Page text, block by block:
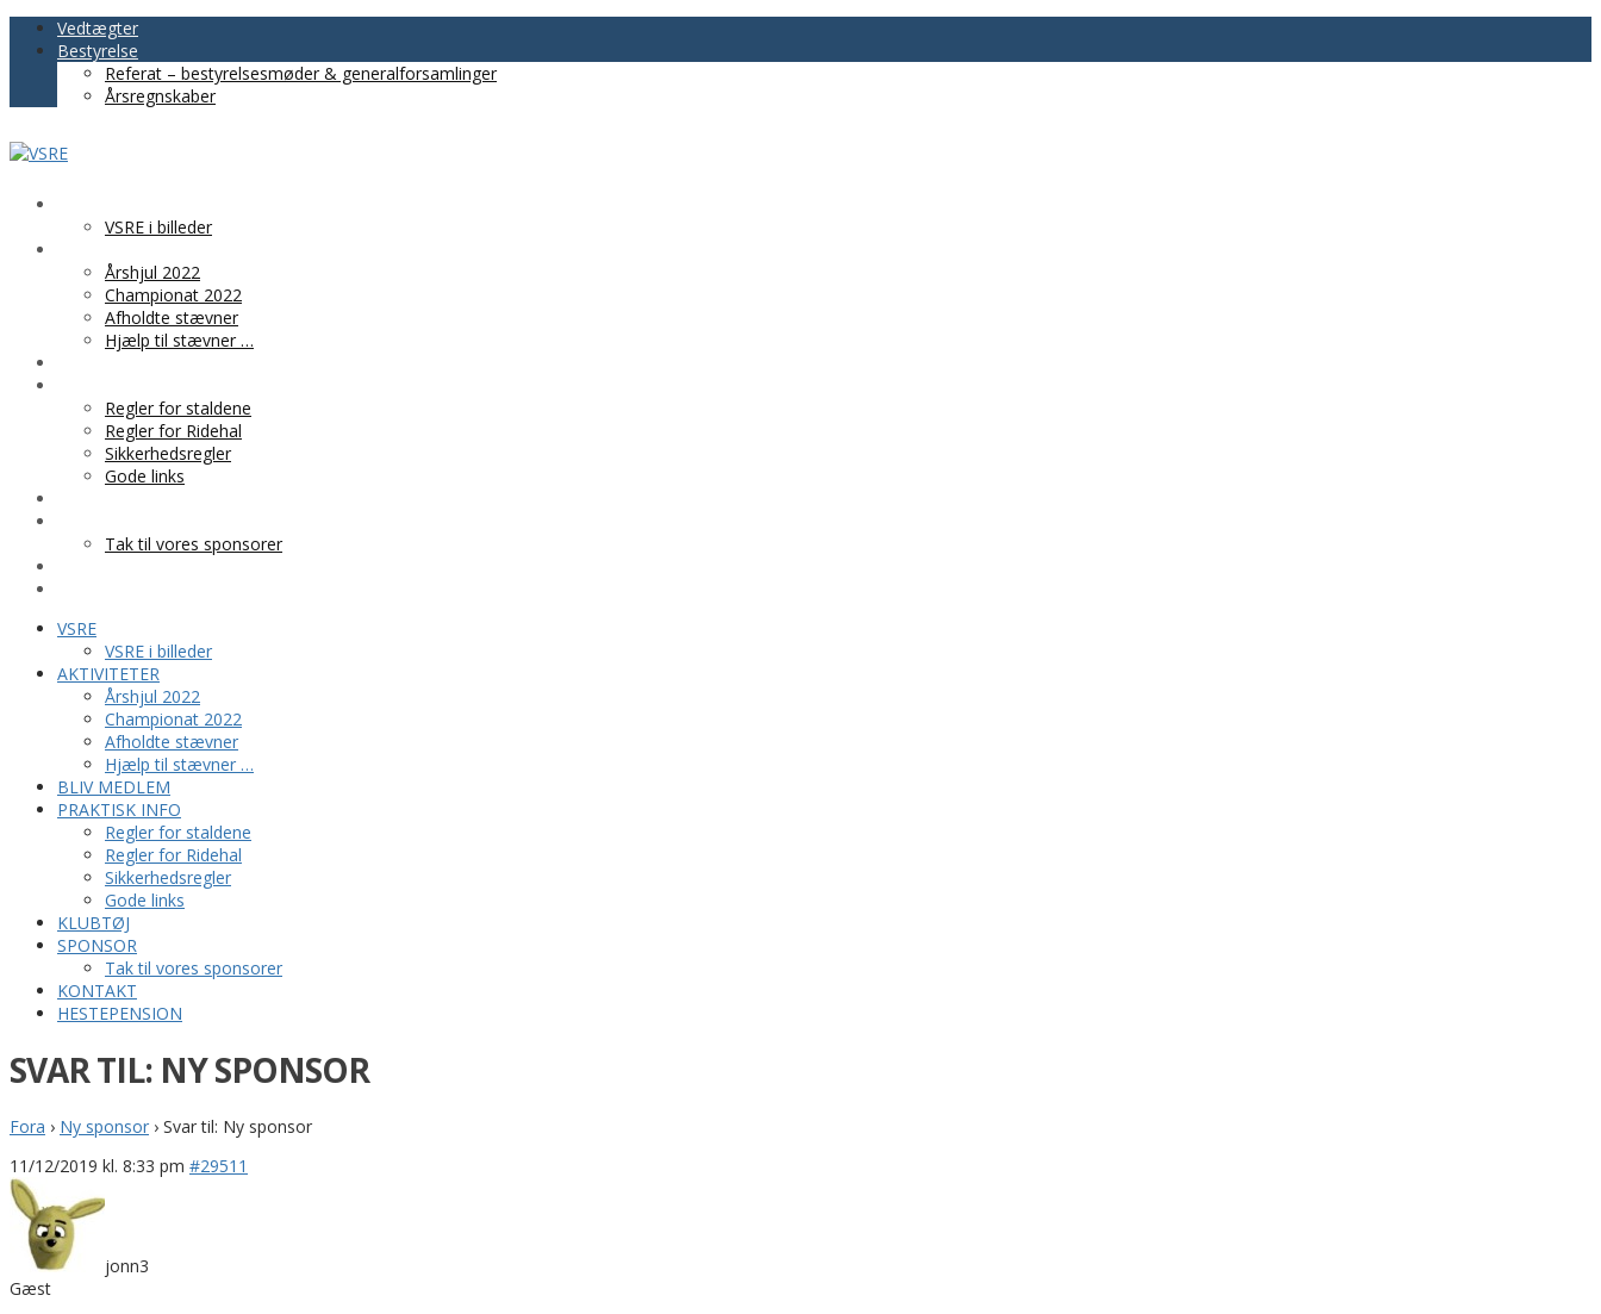
Vedtægter
Bestyrelse
Referat – bestyrelsesmøder & generalforsamlinger
Årsregnskaber
VSRE i billeder
Årshjul 2022
Championat 2022
Afholdte stævner
Hjælp til stævner …
Regler for staldene
Regler for Ridehal
Sikkerhedsregler
Gode links
Tak til vores sponsorer
VSRE
VSRE i billeder
AKTIVITETER
Årshjul 2022
Championat 2022
Afholdte stævner
Hjælp til stævner …
BLIV MEDLEM
PRAKTISK INFO
Regler for staldene
Regler for Ridehal
Sikkerhedsregler
Gode links
KLUBTØJ
SPONSOR
Tak til vores sponsorer
KONTAKT
HESTEPENSION
SVAR TIL: NY SPONSOR
Fora › Ny sponsor › Svar til: Ny sponsor
11/12/2019 kl. 8:33 pm #29511
jonn3
Gæst